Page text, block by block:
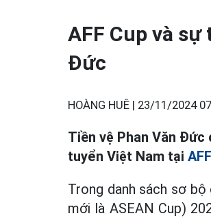
AFF Cup và
Đức
HOÀNG HUÊ | 23/11/2024
Tiền vệ Phan Văn
tuyển Việt Nam tại
Trong danh sách sơ
mới là ASEAN Cup)